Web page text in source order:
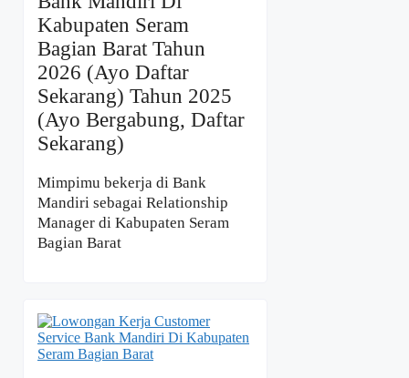
Kabupaten Seram
Bagian Barat Tahun
2026 (Ayo Daftar
Sekarang) Tahun 2025
(Ayo Bergabung, Daftar
Sekarang)
Mimpimu bekerja di Bank
Mandiri sebagai Relationship
Manager di Kabupaten Seram
Bagian Barat